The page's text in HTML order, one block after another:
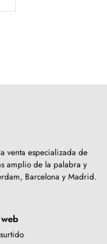
venta especializada de
amplio de la palabra y
Barcelona y Madrid.